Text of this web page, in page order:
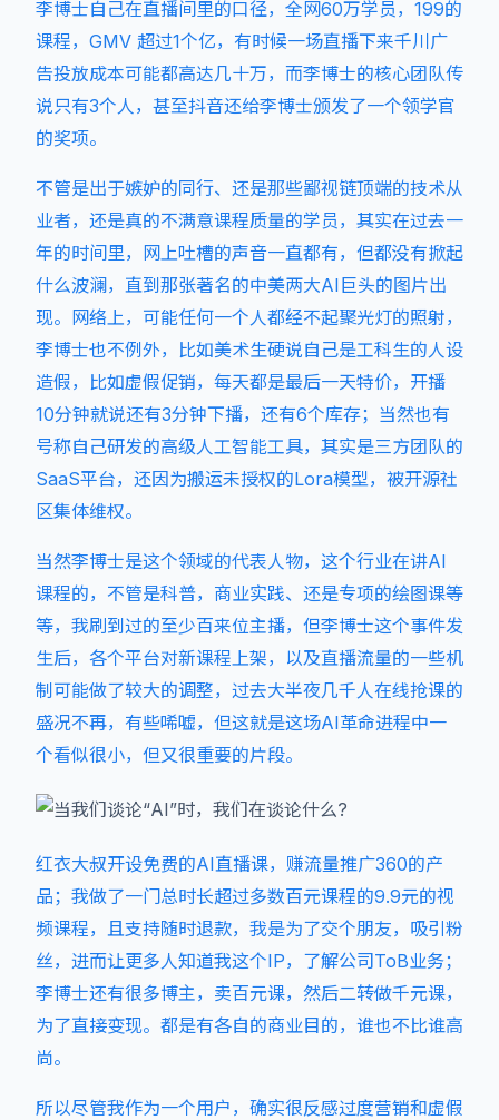
李博士自己在直播间里的口径，全网60万学员，199的
课程，GMV 超过1个亿，有时候一场直播下来千川广
告投放成本可能都高达几十万，而李博士的核心团队传
说只有3个人，甚至抖音还给李博士颁发了一个领学官
的奖项。
不管是出于嫉妒的同行、还是那些鄙视链顶端的技术从
业者，还是真的不满意课程质量的学员，其实在过去一
年的时间里，网上吐槽的声音一直都有，但都没有掀起
什么波澜，直到那张著名的中美两大AI巨头的图片出
现。网络上，可能任何一个人都经不起聚光灯的照射，
李博士也不例外，比如美术生硬说自己是工科生的人设
造假，比如虚假促销，每天都是最后一天特价，开播
10分钟就说还有3分钟下播，还有6个库存；当然也有
号称自己研发的高级人工智能工具，其实是三方团队的
SaaS平台，还因为搬运未授权的Lora模型，被开源社
区集体维权。
当然李博士是这个领域的代表人物，这个行业在讲AI
课程的，不管是科普，商业实践、还是专项的绘图课等
等，我刷到过的至少百来位主播，但李博士这个事件发
生后，各个平台对新课程上架，以及直播流量的一些机
制可能做了较大的调整，过去大半夜几千人在线抢课的
盛况不再，有些唏嘘，但这就是这场AI革命进程中一
个看似很小，但又很重要的片段。
红衣大叔开设免费的AI直播课，赚流量推广360的产
品；我做了一门总时长超过多数百元课程的9.9元的视
频课程，且支持随时退款，我是为了交个朋友，吸引粉
丝，进而让更多人知道我这个IP，了解公司ToB业务；
李博士还有很多博主，卖百元课，然后二转做千元课，
为了直接变现。都是有各自的商业目的，谁也不比谁高
尚。
所以尽管我作为一个用户，确实很反感过度营销和虚假